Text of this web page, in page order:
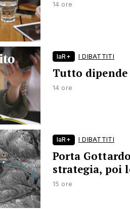
14 ore
laR+ I DIBATTITI
Tutto
14 ore
laR+ I DIBATTITI
Porta
strategia, poi
15 ore